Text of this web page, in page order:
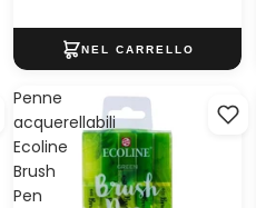
Penne
acquerellabili
Ecoline
Brush
Pen